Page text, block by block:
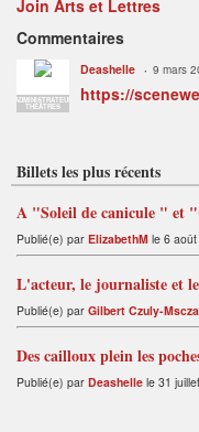
Join Arts et Lettres
Commentaires
ADMINISTRATEUR
THÉÂTRES
Deashelle 9 mars
https://
Billets les plus récents
A "Soleil de canicule " et
Publié(e) par ElizabethM le 6
L'acteur, le journaliste et
Publié(e) par Gilbert Czuly-
Des cailloux plein les
Publié(e) par Deashelle le 31